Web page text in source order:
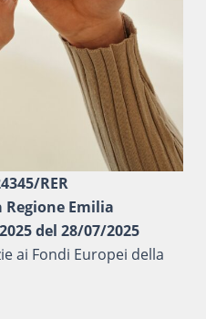
RER
Emilia
del 28/07/2025
ai Fondi Europei della